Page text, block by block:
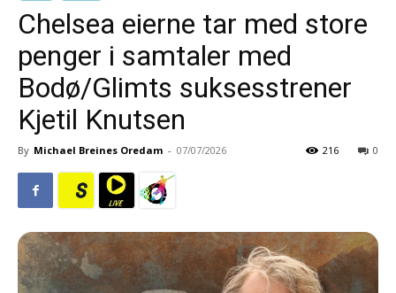
Chelsea eierne tar med store
penger i samtaler med
Bodø/Glimts suksesstrener
Kjetil Knutsen
By Michael Breines Oredam - 07/07/2026 0
216